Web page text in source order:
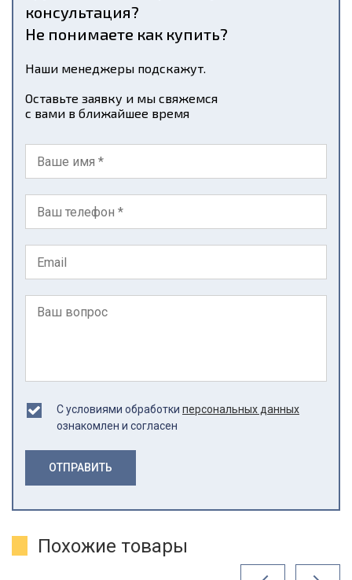
консультация?
Не понимаете как купить?
Наши менеджеры подскажут.
Оставьте заявку и мы свяжемся
с вами в ближайшее время
С условиями обработки персональных данных
ознакомлен и согласен
ОТПРАВИТЬ
Похожие товары